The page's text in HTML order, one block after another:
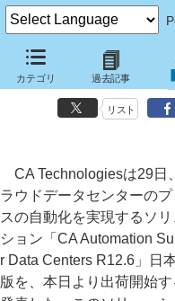
カテゴリ 過去記事
CA Technologies、最新自動
クラウドデータセンターの管
リスト
CA Technologiesは29日
ラウドデータセンターのプ
スの自動化を実現するソリ
ション「CA Automation
r Data Centers R12.6」日
版を、本日より出荷開始す